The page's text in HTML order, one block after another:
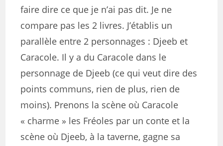
faire dire ce que je n’ai pas dit. Je ne
compare pas les 2 livres. J’établis un
parallèle entre 2 personnages : Djeeb et
Caracole. Il y a du Caracole dans le
personnage de Djeeb (ce qui veut dire des
points communs, rien de plus, rien de
moins). Prenons la scène où Caracole
« charme » les Fréoles par un conte et la
scène où Djeeb, à la taverne, gagne sa